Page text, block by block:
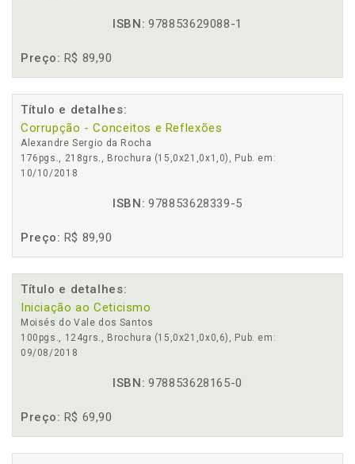
ISBN: 978853629088-1
Preço: R$ 89,90
Título e detalhes:
Corrupção - Conceitos e Reflexões
Alexandre Sergio da Rocha
176pgs., 218grs., Brochura (15,0x21,0x1,0), Pub. em:
10/10/2018
ISBN: 978853628339-5
Preço: R$ 89,90
Título e detalhes:
Iniciação ao Ceticismo
Moisés do Vale dos Santos
100pgs., 124grs., Brochura (15,0x21,0x0,6), Pub. em:
09/08/2018
ISBN: 978853628165-0
Preço: R$ 69,90